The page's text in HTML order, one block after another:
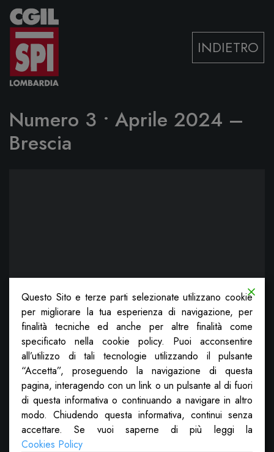
Vai al contenuto
INDIETRO
Numero 3 • Aprile 2024 –
Brescia
Questo Sito e terze parti selezionate utilizzano cookie
per migliorare la tua esperienza di navigazione, per
finalità tecniche ed anche per altre finalità come
specificato nella cookie policy. Puoi acconsentire
all’utilizzo di tali tecnologie utilizzando il pulsante
“Accetta”, proseguendo la navigazione di questa
pagina, interagendo con un link o un pulsante al di fuori
di questa informativa o continuando a navigare in altro
modo. Chiudendo questa informativa, continui senza
accettare. Se vuoi saperne di più leggi la
Cookies Policy